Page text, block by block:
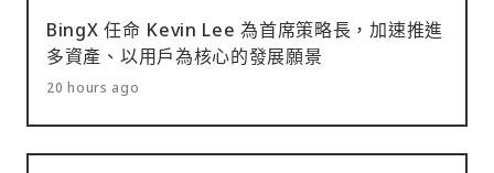
BingX 任命 Kevin Lee 為首席策略長，加速推進
多資產、以用戶為核心的發展願景
20 hours ago